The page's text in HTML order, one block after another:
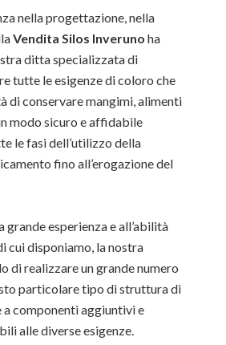
nella progettazione, nella
Vendita Silos Inveruno ha
ditta specializzata di
tutte le esigenze di coloro che
di conservare mangimi, alimenti
modo sicuro e affidabile
le fasi dell’utilizzo della
fino all’erogazione del
grande esperienza e all’abilità
cui disponiamo, la nostra
di realizzare un grande numero
particolare tipo di struttura di
componenti aggiuntivi e
alle diverse esigenze.